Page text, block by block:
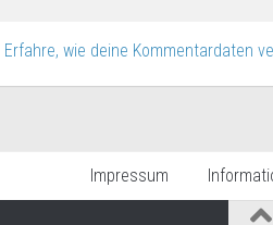
Erfahre, wie deine Kommentardaten
Impressum